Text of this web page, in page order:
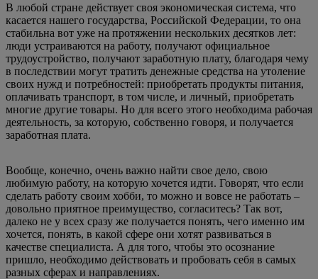
В любой стране действует своя экономическая система, что
касается нашего государства, Российской Федерации, то она
стабильна вот уже на протяжении нескольких десятков лет:
люди устраиваются на работу, получают официальное
трудоустройство, получают заработную плату, благодаря чему
в последствии могут тратить денежные средства на утоление
своих нужд и потребностей: приобретать продукты питания,
оплачивать транспорт, в том числе, и личный, приобретать
многие другие товары. Но для всего этого необходима рабочая
деятельность, за которую, собственно говоря, и получается
заработная плата.
Вообще, конечно, очень важно найти свое дело, свою
любимую работу, на которую хочется идти. Говорят, что если
сделать работу своим хобби, то можно и вовсе не работать –
довольно приятное преимущество, согласитесь? Так вот,
далеко не у всех сразу же получается понять, чего именно им
хочется, понять, в какой сфере они хотят развиваться в
качестве специалиста. А для того, чтобы это осознание
пришло, необходимо действовать и пробовать себя в самых
разных сферах и направлениях.